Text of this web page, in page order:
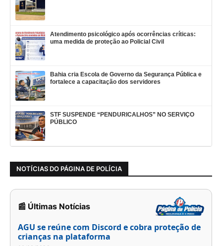
Atendimento psicológico após ocorrências críticas:
uma medida de proteção ao Policial Civil
Bahia cria Escola de Governo da Segurança Pública e
fortalece a capacitação dos servidores
STF SUSPENDE “PENDURICALHOS” NO SERVIÇO
PÚBLICO
NOTÍCIAS DO PÁGINA DE POLÍCIA
📰 Últimas Notícias
AGU se reúne com Discord e cobra proteção de
crianças na plataforma